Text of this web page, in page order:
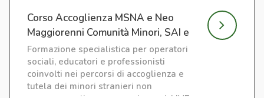
Corso Accoglienza MSNA e Neo
Maggiorenni Comunità Minori, SAI e
CAS
Formazione specialistica per operatori
sociali, educatori e professionisti
coinvolti nei percorsi di accoglienza e
tutela dei minori stranieri non